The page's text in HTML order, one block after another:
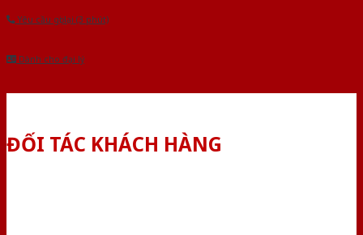
Yêu cầu gọi lại (3 phút)
Dành cho đại lý
ĐỐI TÁC KHÁCH HÀNG